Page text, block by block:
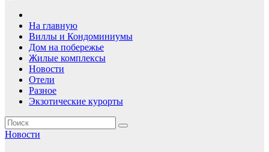
На главную
Виллы и Кондоминиумы
Дом на побережье
Жилые комплексы
Новости
Отели
Разное
Экзотические курорты
Новости